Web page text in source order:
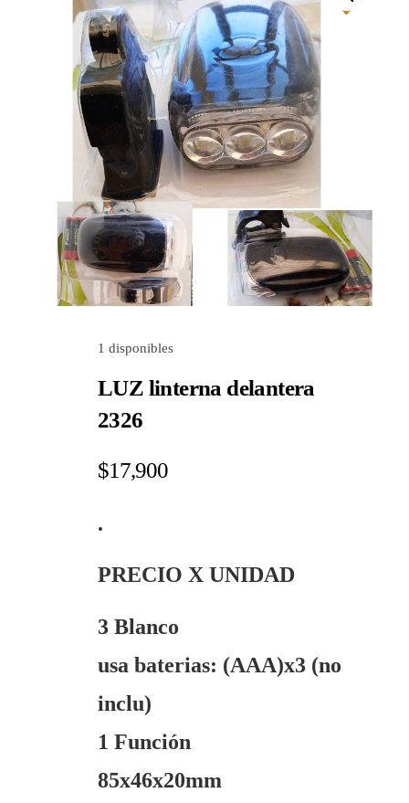
Utilidades para el hogar
Nosotros
Contactanos
LUZ linterna delantera
2326
$17,900
.
PRECIO X UNIDAD
3 Blanco
usa baterias: (AAA)x3 (no
inclu)
1 Función
85x46x20mm
1 disponibles